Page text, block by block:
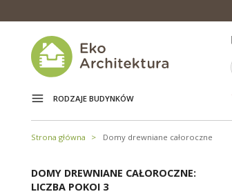
RODZAJE BUDYNKÓW
Strona główna Domy drewniane całoroczne
DOMY DREWNIANE CAŁOROCZNE:
LICZBA POKOI 3